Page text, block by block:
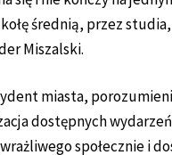
średnią, przez
Miszalski.
miasta,
dostępnych
społecznie i